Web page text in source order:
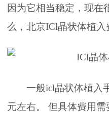
因为它相当稳定，现在
么，北京ICl晶状体植入
一般icl晶状体植入
元左右。 但具体费用